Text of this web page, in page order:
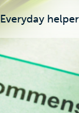
Everyday